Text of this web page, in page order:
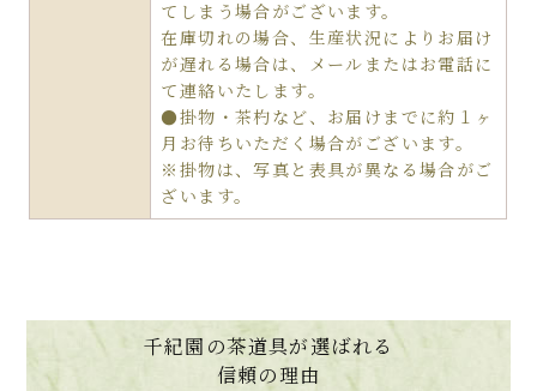
てしまう場合がございます。
在庫切れの場合、生産状況によりお届け
が遅れる場合は、メールまたはお電話に
て連絡いたします。
●掛物・茶杓など、お届けまでに約１ヶ
月お待ちいただく場合がございます。
※掛物は、写真と表具が異なる場合がご
ざいます。
千紀園の茶道具が選ばれる
信頼の理由